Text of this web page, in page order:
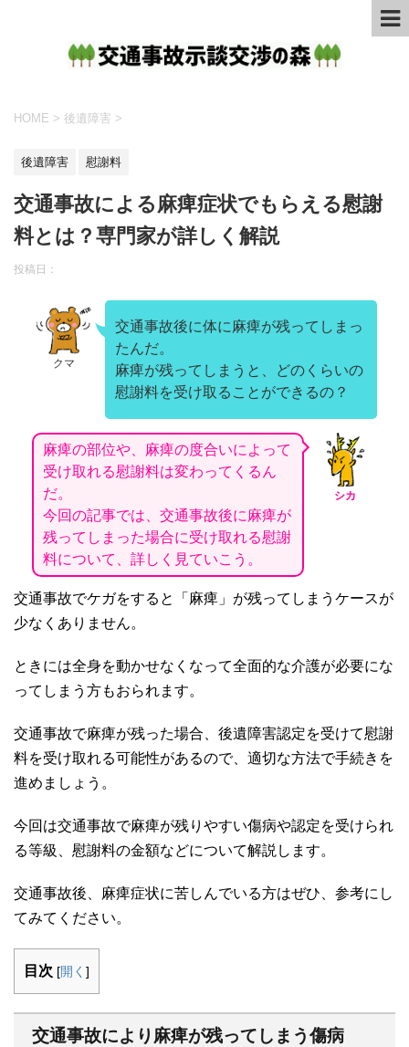
HOME > 後遺障害 >
後遺障害 慰謝料
交通事故による麻痺症状でもらえる慰謝
料とは？専門家が詳しく解説
投稿日：
クマ
交通事故後に体に麻痺が残ってしまっ
たんだ。
麻痺が残ってしまうと、どのくらいの
慰謝料を受け取ることができるの？
シカ
麻痺の部位や、麻痺の度合いによって
受け取れる慰謝料は変わってくるん
だ。
今回の記事では、交通事故後に麻痺が
残ってしまった場合に受け取れる慰謝
料について、詳しく見ていこう。
交通事故でケガをすると「麻痺」が残ってしまうケースが
少なくありません。
ときには全身を動かせなくなって全面的な介護が必要にな
ってしまう方もおられます。
交通事故で麻痺が残った場合、後遺障害認定を受けて慰謝
料を受け取れる可能性があるので、適切な方法で手続きを
進めましょう。
今回は交通事故で麻痺が残りやすい傷病や認定を受けられ
る等級、慰謝料の金額などについて解説します。
交通事故後、麻痺症状に苦しんでいる方はぜひ、参考にし
てみてください。
目次 [開く ]
交通事故により麻痺が残ってしまう傷病